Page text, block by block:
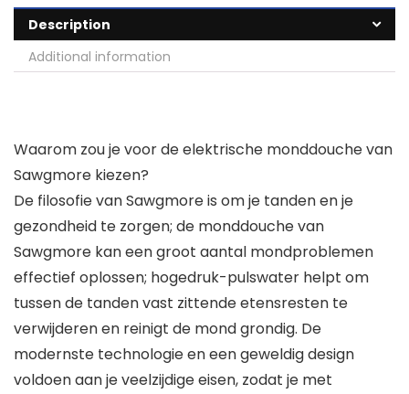
Description
Additional information
Waarom zou je voor de elektrische monddouche van
Sawgmore kiezen?
De filosofie van Sawgmore is om je tanden en je
gezondheid te zorgen; de monddouche van
Sawgmore kan een groot aantal mondproblemen
effectief oplossen; hogedruk-pulswater helpt om
tussen de tanden vast zittende etensresten te
verwijderen en reinigt de mond grondig. De
modernste technologie en een geweldig design
voldoen aan je veelzijdige eisen, zodat je met